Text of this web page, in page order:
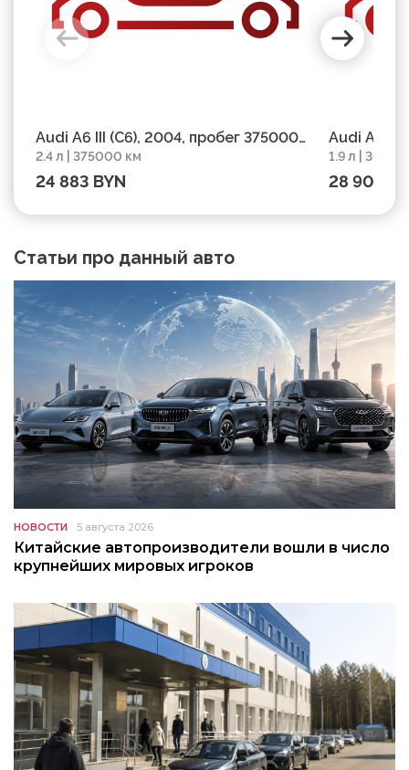
Audi A6 III (C6), 2004, пробег 375000
км
2.4 л | 375000 км
24 883 BYN
Audi A6
303650 км
1.9 л |
28 906
Статьи про данный авто
НОВОСТИ 5 августа 2026
Китайские автопроизводители вошли в число
крупнейших мировых игроков